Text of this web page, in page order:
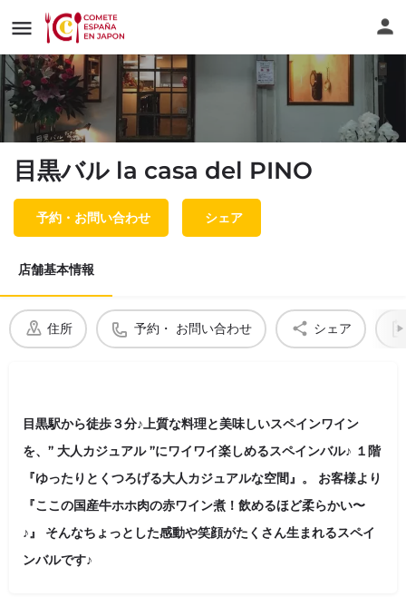
目黒バル la casa del PINO
予約・お問い合わせ シェア
店舗基本情報
住所 予約・ お問い合わせ シェア
目黒駅から徒歩３分♪上質な料理と美味しいスペインワイン
を、” 大人カジュアル ”にワイワイ楽しめるスペインバル♪ １階
『ゆったりとくつろげる大人カジュアルな空間』。 お客様より
『ここの国産牛ホホ肉の赤ワイン煮！飲めるほど柔らかい〜
♪』 そんなちょっとした感動や笑顔がたくさん生まれるスペイ
ンバルです♪